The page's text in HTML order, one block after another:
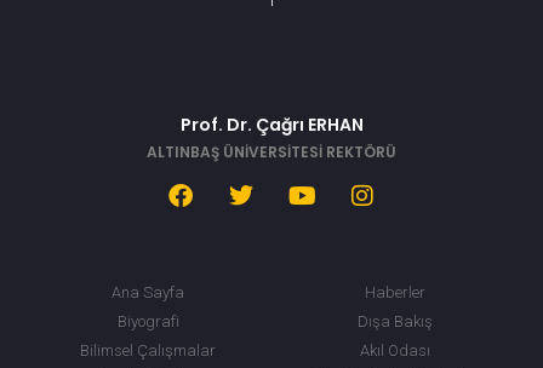
Prof. Dr. Çağrı ERHAN
ALTINBAŞ ÜNİVERSİTESİ REKTÖRÜ
Ana Sayfa
Biyografi
Bilimsel Çalışmalar
Haberler
Dışa Bakış
Akıl Odası